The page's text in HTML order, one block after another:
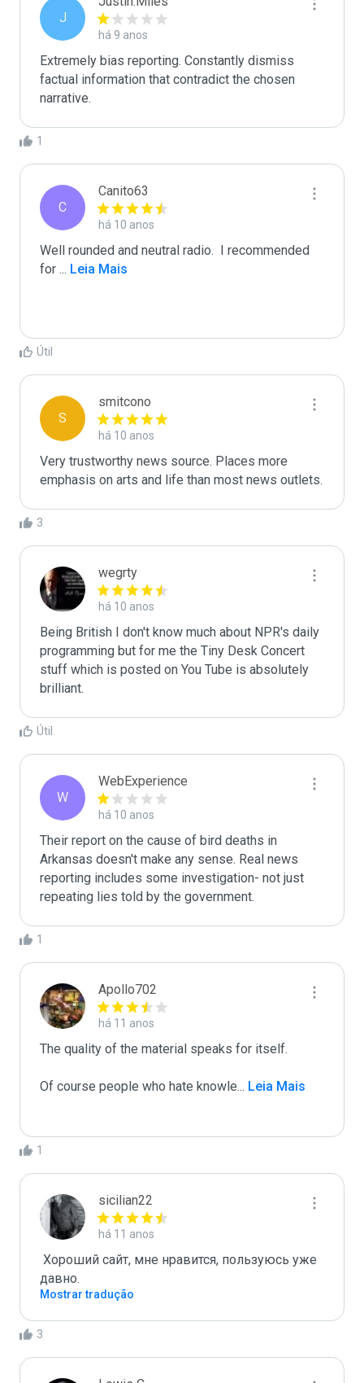
J
há 9 anos
Extremely bias reporting. Constantly dismiss
factual information that contradict the chosen
narrative.
1
C
Canito63
há 10 anos
Well rounded and neutral radio.  I recommended
for ... Leia Mais
Útil
S
smitcono
há 10 anos
Very trustworthy news source. Places more
emphasis on arts and life than most news outlets.
3
wegrty
há 10 anos
Being British I don't know much about NPR's daily
programming but for me the Tiny Desk Concert
stuff which is posted on You Tube is absolutely
Útil
W
WebExperience
há 10 anos
Their report on the cause of bird deaths in
Arkansas doesn't make any sense. Real news
reporting includes some investigation- not just
repeating lies told by the government.
1
Apollo702
há 11 anos
The quality of the material speaks for itself.
Of course people who hate knowle... Leia Mais
1
sicilian22
há 11 anos
давно.
Mostrar tradução
3